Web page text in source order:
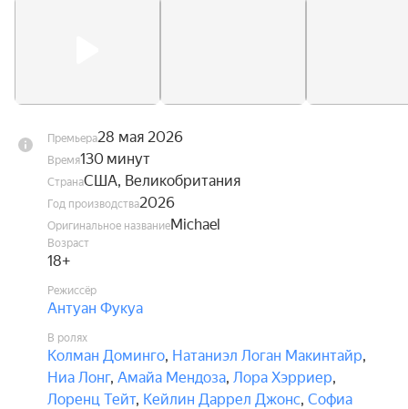
Премьера28 мая 2026
Время130 минут
СтранаСША, Великобритания
Год производства2026
Оригинальное названиеMichael
Возраст
18+
Режиссёр
Антуан Фукуа
В ролях
Колман Доминго, Натаниэл Логан Макинтайр,
Ниа Лонг, Амайа Мендоза, Лора Хэрриер,
Лоренц Тейт, Кейлин Даррел Джонс, Софиа